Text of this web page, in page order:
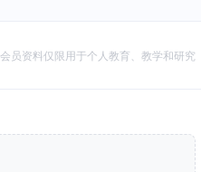
会员资料仅限用于个人教育、教学和研究